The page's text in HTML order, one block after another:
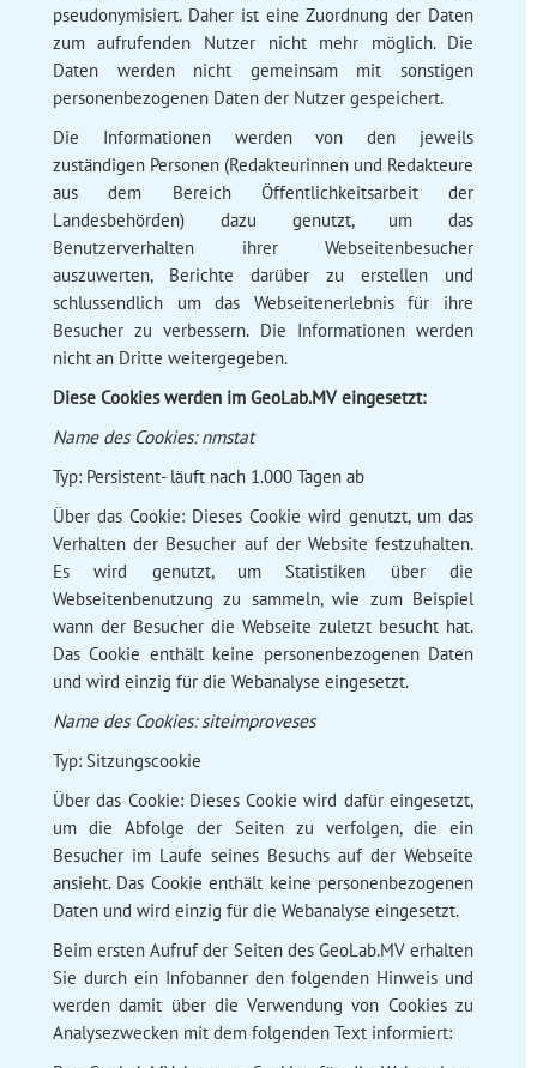
pseudonymisiert. Daher ist eine Zuordnung der Daten
zum aufrufenden Nutzer nicht mehr möglich. Die
Daten werden nicht gemeinsam mit sonstigen
personenbezogenen Daten der Nutzer gespeichert.
Die Informationen werden von den jeweils
zuständigen Personen (Redakteurinnen und Redakteure
aus dem Bereich Öffentlichkeitsarbeit der
Landesbehörden) dazu genutzt, um das
Benutzerverhalten ihrer Webseitenbesucher
auszuwerten, Berichte darüber zu erstellen und
schlussendlich um das Webseitenerlebnis für ihre
Besucher zu verbessern. Die Informationen werden
nicht an Dritte weitergegeben.
Diese Cookies werden im GeoLab.MV eingesetzt:
Name des Cookies: nmstat
Typ: Persistent- läuft nach 1.000 Tagen ab
Über das Cookie: Dieses Cookie wird genutzt, um das
Verhalten der Besucher auf der Website festzuhalten.
Es wird genutzt, um Statistiken über die
Webseitenbenutzung zu sammeln, wie zum Beispiel
wann der Besucher die Webseite zuletzt besucht hat.
Das Cookie enthält keine personenbezogenen Daten
und wird einzig für die Webanalyse eingesetzt.
Name des Cookies: siteimproveses
Typ: Sitzungscookie
Über das Cookie: Dieses Cookie wird dafür eingesetzt,
um die Abfolge der Seiten zu verfolgen, die ein
Besucher im Laufe seines Besuchs auf der Webseite
ansieht. Das Cookie enthält keine personenbezogenen
Daten und wird einzig für die Webanalyse eingesetzt.
Beim ersten Aufruf der Seiten des GeoLab.MV erhalten
Sie durch ein Infobanner den folgenden Hinweis und
werden damit über die Verwendung von Cookies zu
Analysezwecken mit dem folgenden Text informiert: